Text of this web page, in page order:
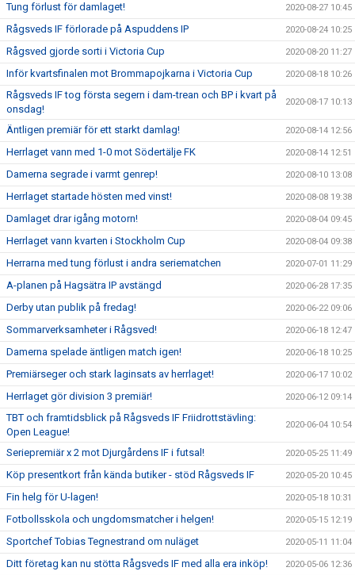
Tung förlust för damlaget! 2020-08-27 10:45
Rågsveds IF förlorade på Aspuddens IP 2020-08-24 10:25
Rågsved gjorde sorti i Victoria Cup 2020-08-20 11:27
Inför kvartsfinalen mot Brommapojkarna i Victoria Cup 2020-08-18 10:26
Rågsveds IF tog första segern i dam-trean och BP i kvart på
onsdag!
2020-08-17 10:13
Äntligen premiär för ett starkt damlag! 2020-08-14 12:56
Herrlaget vann med 1-0 mot Södertälje FK 2020-08-14 12:51
Damerna segrade i varmt genrep! 2020-08-10 13:08
Herrlaget startade hösten med vinst! 2020-08-08 19:38
Damlaget drar igång motorn! 2020-08-04 09:45
Herrlaget vann kvarten i Stockholm Cup 2020-08-04 09:38
Herrarna med tung förlust i andra seriematchen 2020-07-01 11:29
A-planen på Hagsätra IP avstängd 2020-06-28 17:35
Derby utan publik på fredag! 2020-06-22 09:06
Sommarverksamheter i Rågsved! 2020-06-18 12:47
Damerna spelade äntligen match igen! 2020-06-18 10:25
Premiärseger och stark laginsats av herrlaget! 2020-06-17 10:02
Herrlaget gör division 3 premiär! 2020-06-12 09:14
TBT och framtidsblick på Rågsveds IF Friidrottstävling:
Open League!
2020-06-04 10:54
Seriepremiär x 2 mot Djurgårdens IF i futsal! 2020-05-25 11:49
Köp presentkort från kända butiker - stöd Rågsveds IF 2020-05-20 10:45
Fin helg för U-lagen! 2020-05-18 10:31
Fotbollsskola och ungdomsmatcher i helgen! 2020-05-15 12:19
Sportchef Tobias Tegnestrand om nuläget 2020-05-11 11:04
Ditt företag kan nu stötta Rågsveds IF med alla era inköp! 2020-05-06 12:36